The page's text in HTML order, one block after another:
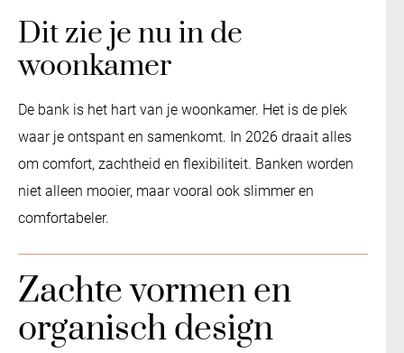
Dit zie je nu in de
woonkamer
De bank is het hart van je woonkamer. Het is de plek
waar je ontspant en samenkomt. In 2026 draait alles
om comfort, zachtheid en flexibiliteit. Banken worden
niet alleen mooier, maar vooral ook slimmer en
comfortabeler.
Zachte vormen en
organisch design